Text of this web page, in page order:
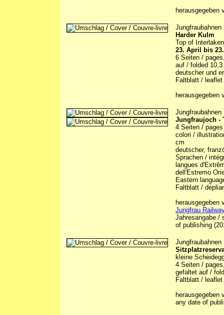
Jungfraubahnen
Harder Kulm
Top of Interlaken
23. April bis
6 Seiten /
auf / folded
deutscher und
Faltblatt / leaflet
Jungfraubahnen
Jungfraujoch -
4 Seiten /
colori /
cm
deutscher,
Sprachen /
langues
dell'Estremo
Eastern
Faltblatt /
Jungfrau
Jahresangabe /
of publishing
Jungfraubahnen
kleine
4 Seiten /
gefaltet auf /
Faltblatt / leaflet
herausgegeben
any date of